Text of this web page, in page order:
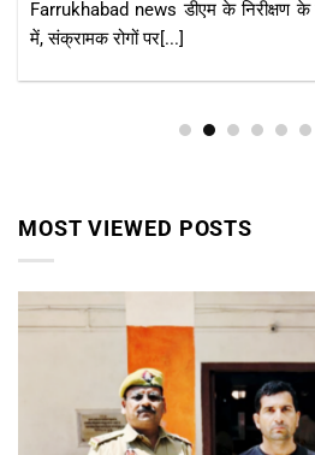
Farrukhabad news हादसों को खुला
पंचायत अध्यक्ष जोया[...]
MOST VIEWED POSTS